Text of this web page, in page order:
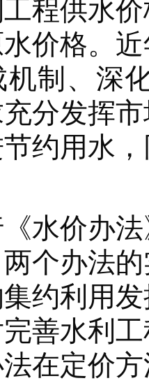
供水价
价格。
机制、深
分发挥
约用水
价办法
个办法
约利用
善水利
在定价